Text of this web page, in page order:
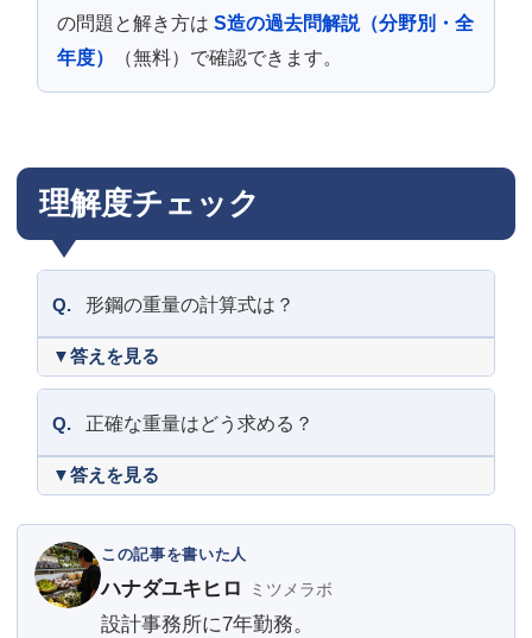
の問題と解き方は S造の過去問解説（分野別・全
年度）
（無料）で確認できます。
理解度チェック
Q. 形鋼の重量の計算式は？
Q. 正確な重量はどう求める？
この記事を書いた人
ハナダユキヒロ ミツメラボ
設計事務所に7年勤務。